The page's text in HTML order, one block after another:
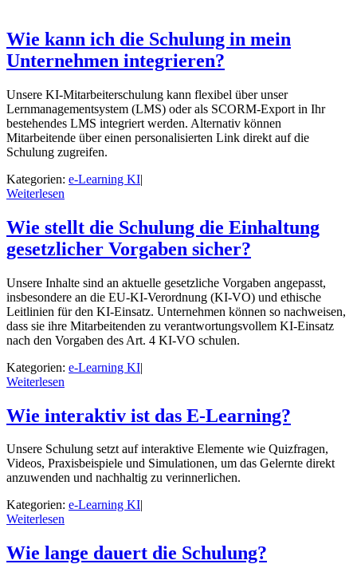
Wie kann ich die Schulung in mein
Unternehmen integrieren?
Unsere KI-Mitarbeiterschulung kann flexibel über unser
Lernmanagementsystem (LMS) oder als SCORM-Export in Ihr
bestehendes LMS integriert werden. Alternativ können
Mitarbeitende über einen personalisierten Link direkt auf die
Schulung zugreifen.
Kategorien: e-Learning KI|
Weiterlesen
Wie stellt die Schulung die Einhaltung
gesetzlicher Vorgaben sicher?
Unsere Inhalte sind an aktuelle gesetzliche Vorgaben angepasst,
insbesondere an die EU-KI-Verordnung (KI-VO) und ethische
Leitlinien für den KI-Einsatz. Unternehmen können so nachweisen,
dass sie ihre Mitarbeitenden zu verantwortungsvollem KI-Einsatz
nach den Vorgaben des Art. 4 KI-VO schulen.
Kategorien: e-Learning KI|
Weiterlesen
Wie interaktiv ist das E-Learning?
Unsere Schulung setzt auf interaktive Elemente wie Quizfragen,
Videos, Praxisbeispiele und Simulationen, um das Gelernte direkt
anzuwenden und nachhaltig zu verinnerlichen.
Kategorien: e-Learning KI|
Weiterlesen
Wie lange dauert die Schulung?